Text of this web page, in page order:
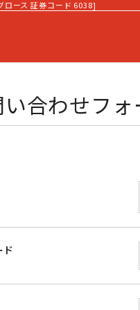
ロース 証券コード 6038]
い合わせフォ
ド